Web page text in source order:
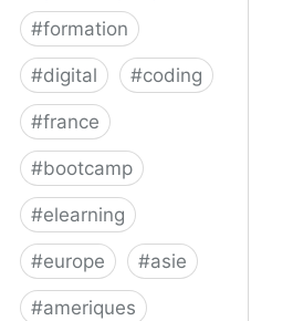
#formation
#digital #coding
#france
#bootcamp
#elearning
#europe #asie
#ameriques